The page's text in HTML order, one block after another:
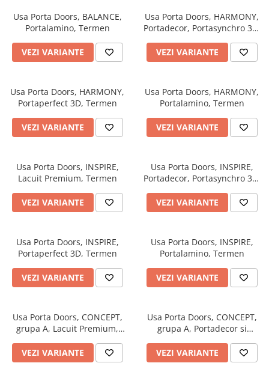
Timeless 12mm
Woodstock PRO 8mm
ADO Floor - SPC
Finsa - Laminat
Finfloor 12mm
Style 8mm
Supreme 8mm
Kaindl - Laminat
Advanced 8 mm
Amazone 10 mm
Evolution 12 mm
Exquisit 8 mm
Mammut 12 mm
Progress 10 mm
Robusto 12 mm
Usa Porta Doors, BALANCE,
Portalamino, Termen
VEZI VARIANTE
Usa Porta Doors, HARMONY,
Portadecor, Portasynchro 3D,
VEZI VARIANTE
Usa Porta Doors, HARMONY,
Portaperfect 3D, Termen
VEZI VARIANTE
Usa Porta Doors, HARMONY,
Portalamino, Termen
VEZI VARIANTE
Usa Porta Doors, INSPIRE,
Lacuit Premium, Termen
VEZI VARIANTE
Usa Porta Doors, INSPIRE,
Portadecor, Portasynchro 3D,
VEZI VARIANTE
Usa Porta Doors, INSPIRE,
Portaperfect 3D, Termen
VEZI VARIANTE
Usa Porta Doors, INSPIRE,
Portalamino, Termen
VEZI VARIANTE
Usa Porta Doors, CONCEPT,
grupa A, Lacuit Premium,
VEZI VARIANTE
Usa Porta Doors, CONCEPT,
grupa A, Portadecor si
VEZI VARIANTE